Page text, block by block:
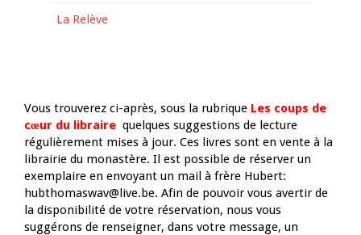
La Relève
Vous trouverez ci-après, sous la rubrique Les coups de
cœur du libraire quelques suggestions de lecture
régulièrement mises à jour. Ces livres sont en vente à la
librairie du monastère. Il est possible de réserver un
exemplaire en envoyant un mail à frère Hubert:
hubthomaswav@live.be. Afin de pouvoir vous avertir de
la disponibilité de votre réservation, nous vous
suggérons de renseigner, dans votre message, un